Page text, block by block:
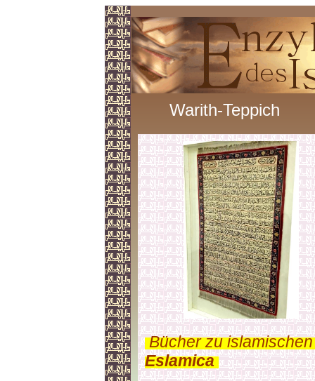
Warith-Teppich
.Bücher zu
Eslamica.